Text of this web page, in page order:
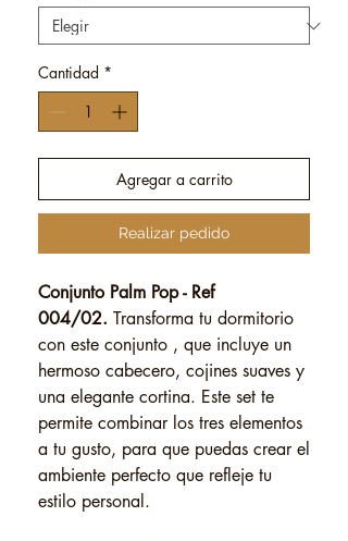
Cantidad *
Agregar a carrito
Realizar pedido
Conjunto Palm Pop - Ref
004/02. Transforma tu dormitorio
con este conjunto , que incluye un
hermoso cabecero, cojines suaves y
una elegante cortina. Este set te
permite combinar los tres elementos
a tu gusto, para que puedas crear el
ambiente perfecto que refleje tu
estilo personal.